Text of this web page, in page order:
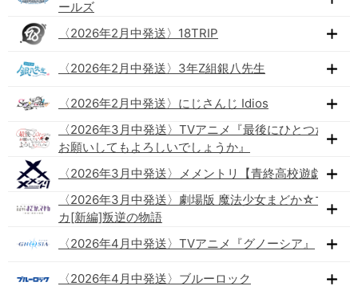
ールズ
〈2026年2月中発送〉18TRIP
〈2026年2月中発送〉3年Z組銀八先生
〈2026年2月中発送〉にじさんじ Idios
〈2026年3月中発送〉TVアニメ『最後にひとつだけ
お願いしてもよろしいでしょうか』
〈2026年3月中発送〉メメントリ【青終高校遊戯部】
〈2026年3月中発送〉劇場版 魔法少女まどか☆マギ
カ[新編]叛逆の物語
〈2026年4月中発送〉TVアニメ『グノーシア』
〈2026年4月中発送〉ブルーロック